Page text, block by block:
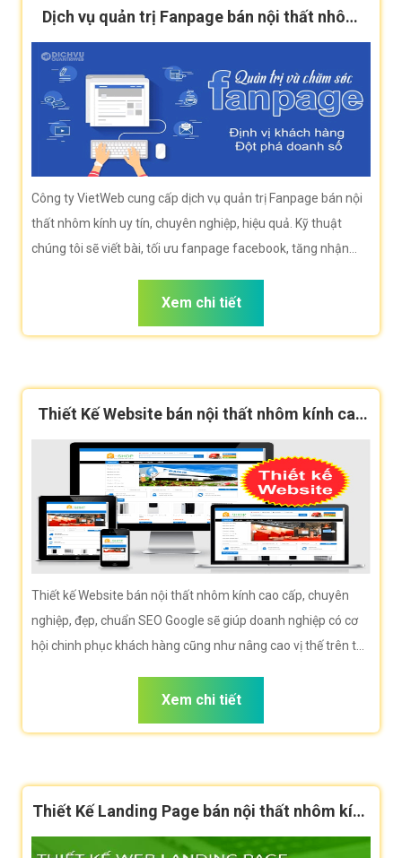
Dịch vụ quản trị Fanpage bán nội thất nhôm
Công ty VietWeb cung cấp dịch vụ quản trị Fanpage bán nội
thất nhôm kính uy tín, chuyên nghiệp, hiệu quả. Kỹ thuật
chúng tôi sẽ viết bài, tối ưu fanpage facebook, tăng nhận
Xem chi tiết
Thiết Kế Website bán nội thất nhôm kính cao
cấp, chuẩn SEO
Thiết kế Website bán nội thất nhôm kính cao cấp, chuyên
nghiệp, đẹp, chuẩn SEO Google sẽ giúp doanh nghiệp có cơ
hội chinh phục khách hàng cũng như nâng cao vị thế trên thị
Xem chi tiết
Thiết Kế Landing Page bán nội thất nhôm kính
hiệu quả